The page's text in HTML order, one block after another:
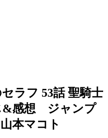
ラフ 53話 聖騎士
&感想 ジャンプ
本マコト